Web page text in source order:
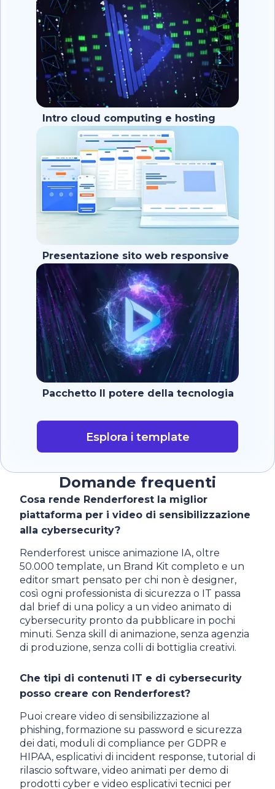
Intro cloud computing e hosting
Presentazione sito web responsive
Pacchetto Il potere della tecnologia
Esplora i template
Domande frequenti
Cosa rende Renderforest la miglior
piattaforma per i video di sensibilizzazione
alla cybersecurity?
Renderforest unisce animazione IA, oltre
50.000 template, un Brand Kit completo e un
editor smart pensato per chi non è designer,
così ogni professionista di sicurezza o IT passa
dal brief di una policy a un video animato di
cybersecurity pronto da pubblicare in pochi
minuti. Senza skill di animazione, senza agenzia
di produzione, senza colli di bottiglia creativi.
Che tipi di contenuti IT e di cybersecurity
posso creare con Renderforest?
Puoi creare video di sensibilizzazione al
phishing, formazione su password e sicurezza
dei dati, moduli di compliance per GDPR e
HIPAA, esplicativi di incident response, tutorial di
rilascio software, video animati per demo di
prodotti cyber e video esplicativi tecnici per